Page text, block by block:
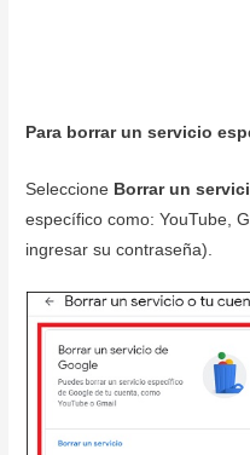
Para borrar un servicio
Seleccione Borrar un
específico como: YouTube,
ingresar su contraseña).